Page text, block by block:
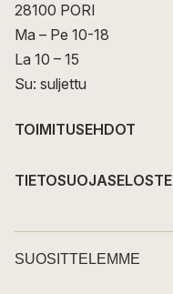
28100 PORI
Ma – Pe 10-18
La 10 – 15
Su: suljettu
TOIMITUSEHDOT
TIETOSUOJASELOSTE
SUOSITTELEMME